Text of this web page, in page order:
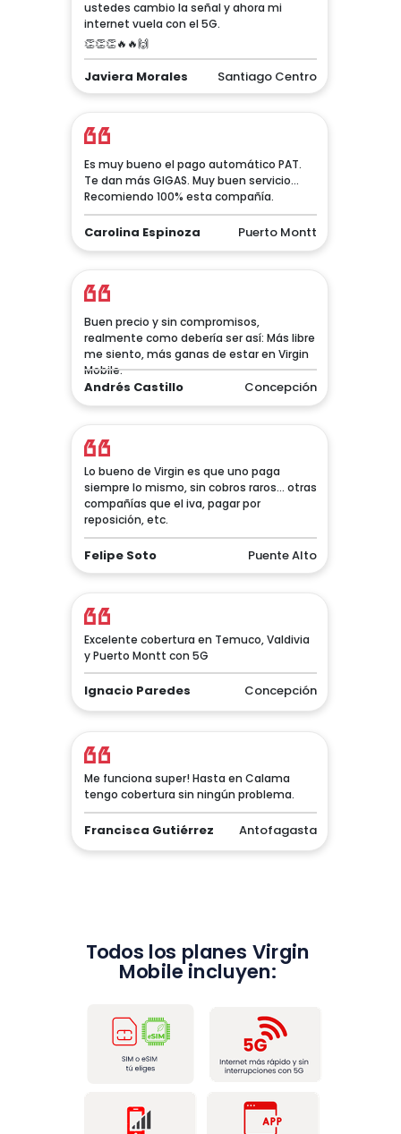
Todos los planes Virgin
Mobile incluyen:
Buen precio y sin compromisos,
realmente como debería ser así: Más libre
me siento, más ganas de estar en Virgin
Mobile.
Andrés Castillo Concepción
Es muy bueno el pago automático PAT.
Te dan más GIGAS. Muy buen servicio...
Recomiendo 100% esta compañía.
Carolina Espinoza Puerto Montt
ustedes cambio la señal y ahora mi
internet vuela con el 5G.
Javiera Morales Santiago Centro
👏👏👏🔥🔥🙌
Lo bueno de Virgin es que uno paga
siempre lo mismo, sin cobros raros... otras
compañías que el iva, pagar por
reposición, etc.
Felipe Soto Puente Alto
Excelente cobertura en Temuco, Valdivia
y Puerto Montt con 5G
Ignacio Paredes Concepción
Me funciona super! Hasta en Calama
tengo cobertura sin ningún problema.
Francisca Gutiérrez Antofagasta